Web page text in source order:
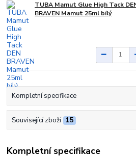
TUBA Mamut Glue High Tack
BRAVEN Mamut 25ml bílý
Kompletní specifikace
Související zboží 15
Kompletní specifikace